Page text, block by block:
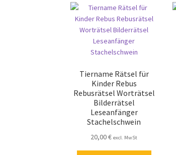
Tiername Rätsel für
Kinder Rebus
Rebusrätsel Worträtsel
Bilderrätsel
Leseanfänger
Stachelschwein
20,00€ excl. MwSt